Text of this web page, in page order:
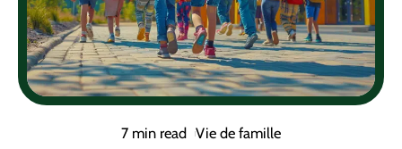
7 min read Vie de famille